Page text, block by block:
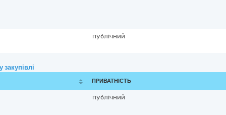
публічний
ПРИВАТНІСТЬ
публічний